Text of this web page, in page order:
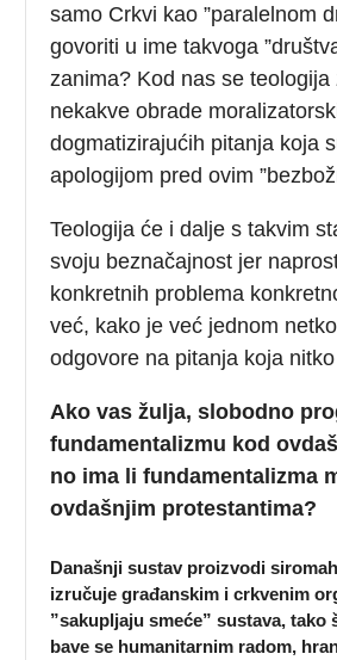
samo Crkvi kao ”paralelnom
govoriti u ime takvoga
zanima? Kod nas se teologija
nekakve obrade
dogmatizirajućih pitanja koja
apologijom pred ovim
Teologija će i dalje s takvim
svoju beznačajnost jer
konkretnih problema
već, kako je već jednom
odgovore na pitanja koja
Ako vas žulja, slobodno
fundamentalizmu kod
no ima li fundamentalizma
ovdašnjim protestantima?
Današnji sustav proizvodi
izručuje građanskim i crkvenim
”sakupljaju smeće” sustava, tako
bave se humanitarnim radom,